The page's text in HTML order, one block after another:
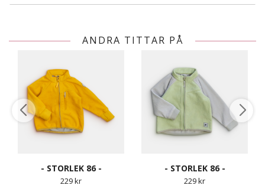
ANDRA TITTAR PÅ
- STORLEK 86 -
229 kr
- STORLEK 86 -
229 kr